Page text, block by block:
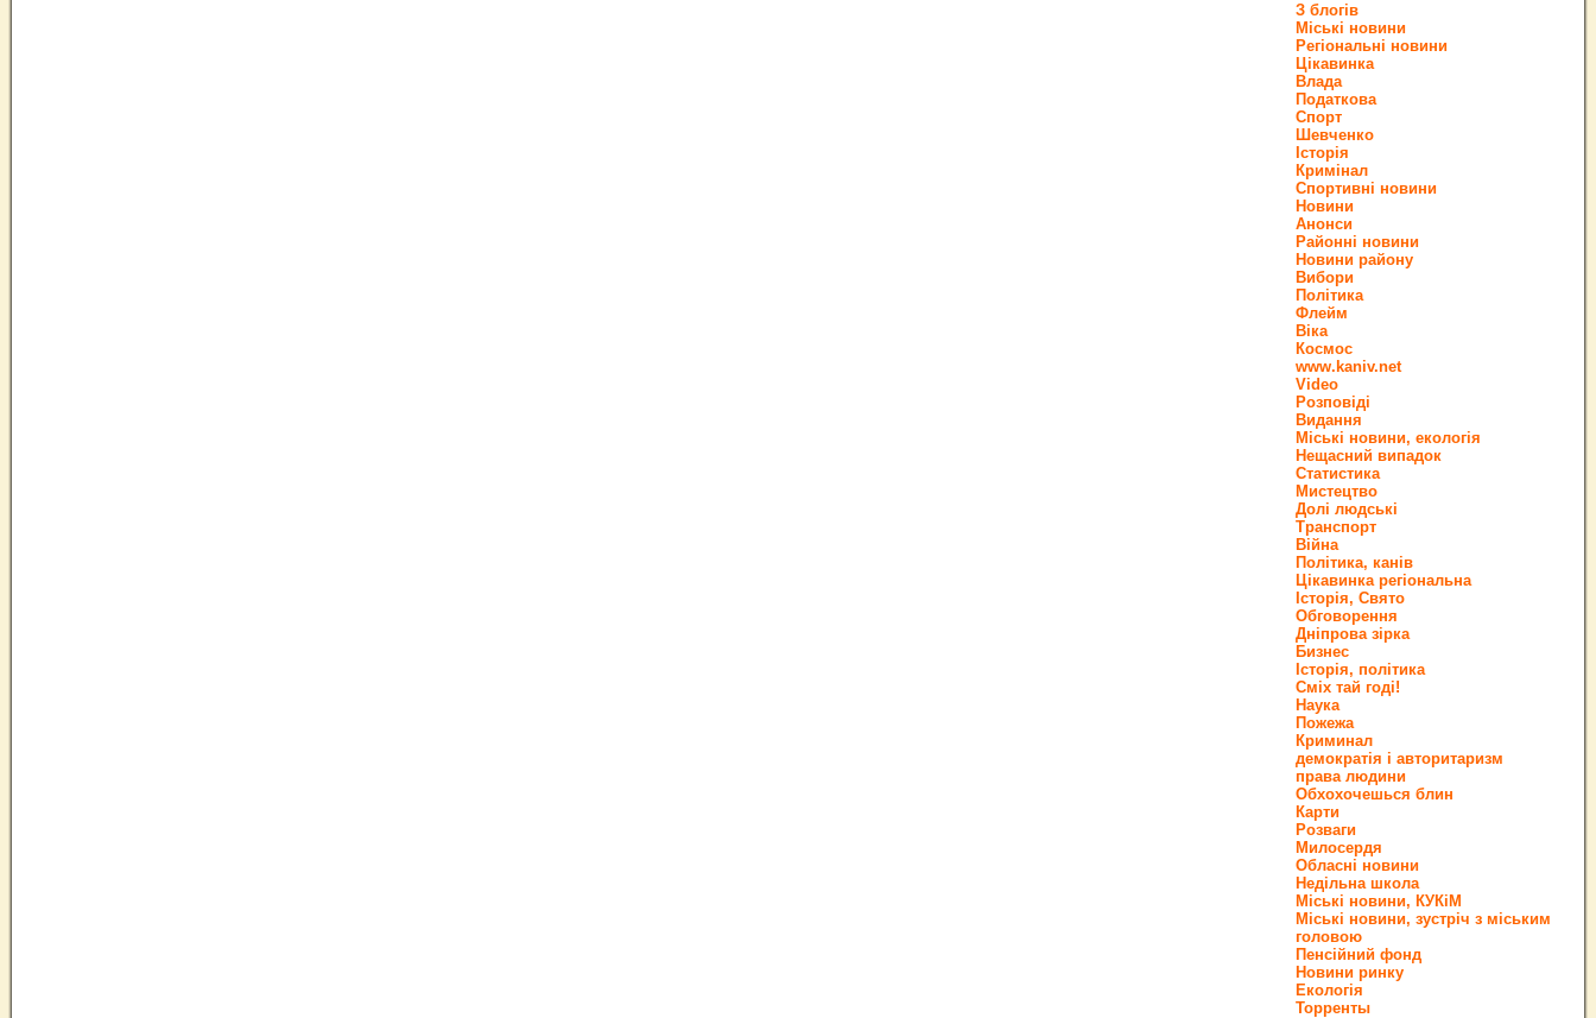
З блогів
Міські новини
Регіональні новини
Цікавинка
Влада
Податкова
Спорт
Шевченко
Історія
Кримінал
Спортивні новини
Новини
Анонси
Районні новини
Новини району
Вибори
Політика
Флейм
Віка
Космос
www.kaniv.net
Video
Розповіді
Видання
Міські новини, екологія
Нещасний випадок
Статистика
Мистецтво
Долі людські
Транспорт
Війна
Політика, канів
Цікавинка регіональна
Історія, Свято
Обговорення
Дніпрова зірка
Бизнес
Історія, політика
Сміх тай годі!
Наука
Пожежа
Криминал
демократія і авторитаризм
права людини
Обхохочешься блин
Карти
Розваги
Милосердя
Обласні новини
Недільна школа
Міські новини, КУКіМ
Міські новини, зустріч з міським
головою
Пенсійний фонд
Новини ринку
Екологія
Торренты